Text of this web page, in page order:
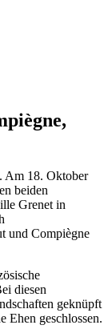
Am 18. Oktober
beiden
Grenet in
und Compiègne
diesen
geknüpft
Ehen geschlossen.